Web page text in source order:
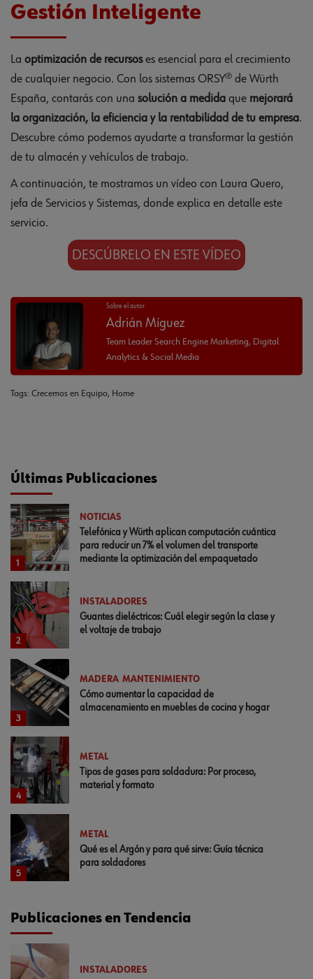
Gestión Inteligente
La optimización de recursoses esencial para el crecimiento
de cualquier negocio. Con los sistemas ORSY® de Würth
España, contarás con una solución a medida que mejorará
la organización, la eficiencia y la rentabilidad de tu empresa.
Descubre cómo podemos ayudarte a transformar la gestión
de tu almacén y vehículos de trabajo.
A continuación, te mostramos un vídeo con Laura Quero,
jefa de Servicios y Sistemas, donde explica en detalle este
servicio.
DESCÚBRELO EN ESTE VÍDEO
Sobre el autor
Adrián Míguez
Team Leader Search Engine Marketing, Digital
Analytics & Social Media
Tags: Crecemos en Equipo, Home
Últimas Publicaciones
1
NOTICIAS
Telefónica y Würth aplican computación cuántica
para reducir un 7% el volumen del transporte
mediante la optimización del empaquetado
2
INSTALADORES
Guantes dieléctricos: Cuál elegir según la clase y
el voltaje de trabajo
3
MADERA MANTENIMIENTO
Cómo aumentar la capacidad de
almacenamiento en muebles de cocina y hogar
4
METAL
Tipos de gases para soldadura: Por proceso,
material y formato
5
METAL
Qué es el Argón y para qué sirve: Guía técnica
para soldadores
Publicaciones en Tendencia
INSTALADORES